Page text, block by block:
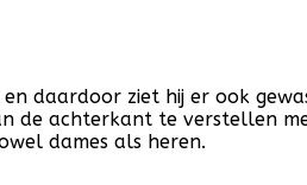
daardoor ziet hij er ook
de achterkant te verstellen
dames als heren.